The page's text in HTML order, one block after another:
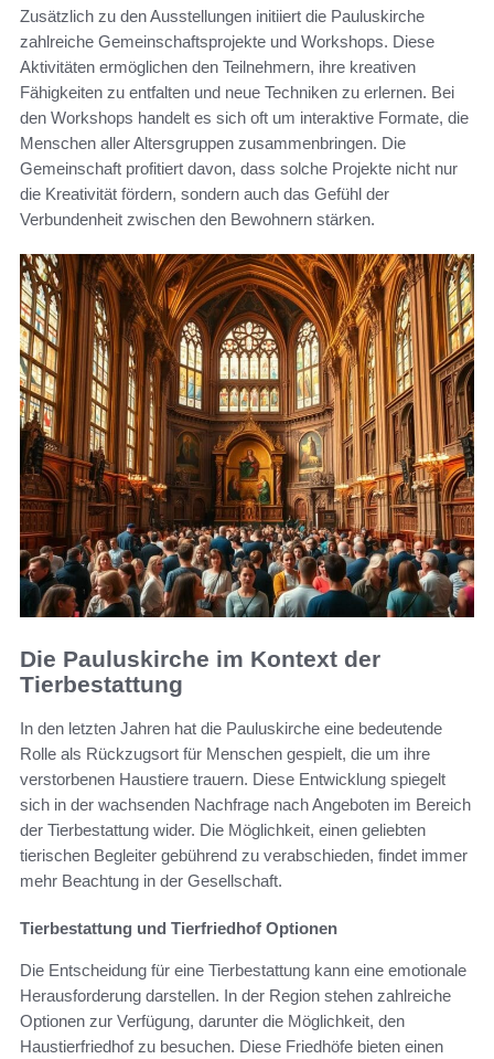
Zusätzlich zu den Ausstellungen initiiert die Pauluskirche
zahlreiche Gemeinschaftsprojekte und Workshops. Diese
Aktivitäten ermöglichen den Teilnehmern, ihre kreativen
Fähigkeiten zu entfalten und neue Techniken zu erlernen. Bei
den Workshops handelt es sich oft um interaktive Formate, die
Menschen aller Altersgruppen zusammenbringen. Die
Gemeinschaft profitiert davon, dass solche Projekte nicht nur
die Kreativität fördern, sondern auch das Gefühl der
Verbundenheit zwischen den Bewohnern stärken.
Die Pauluskirche im Kontext der
Tierbestattung
In den letzten Jahren hat die Pauluskirche eine bedeutende
Rolle als Rückzugsort für Menschen gespielt, die um ihre
verstorbenen Haustiere trauern. Diese Entwicklung spiegelt
sich in der wachsenden Nachfrage nach Angeboten im Bereich
der Tierbestattung wider. Die Möglichkeit, einen geliebten
tierischen Begleiter gebührend zu verabschieden, findet immer
mehr Beachtung in der Gesellschaft.
Tierbestattung und Tierfriedhof Optionen
Die Entscheidung für eine Tierbestattung kann eine emotionale
Herausforderung darstellen. In der Region stehen zahlreiche
Optionen zur Verfügung, darunter die Möglichkeit, den
Haustierfriedhof zu besuchen. Diese Friedhöfe bieten einen